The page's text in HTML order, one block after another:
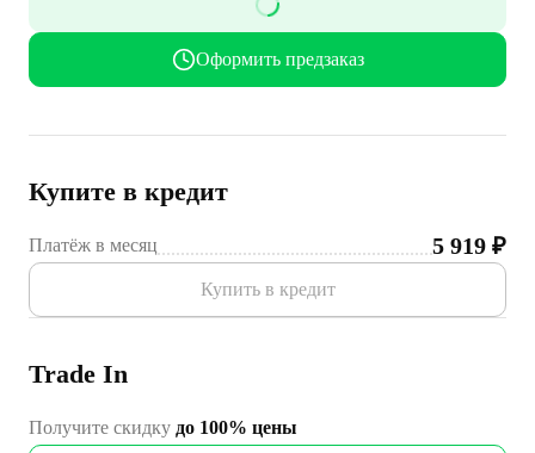
Оформить предзаказ
Купите в кредит
Платёж в месяц 5 919 ₽
Купить в кредит
Trade In
Получите скидку до 100% цены